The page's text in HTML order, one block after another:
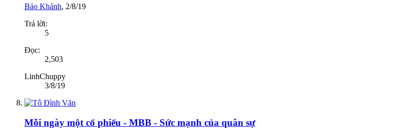
Bảo Khánh, 2/8/19
Trả lời:
5
Đọc:
2,503
LinhChuppy
3/8/19
Mỗi ngày một cổ phiếu - MBB - Sức mạnh của quân sự